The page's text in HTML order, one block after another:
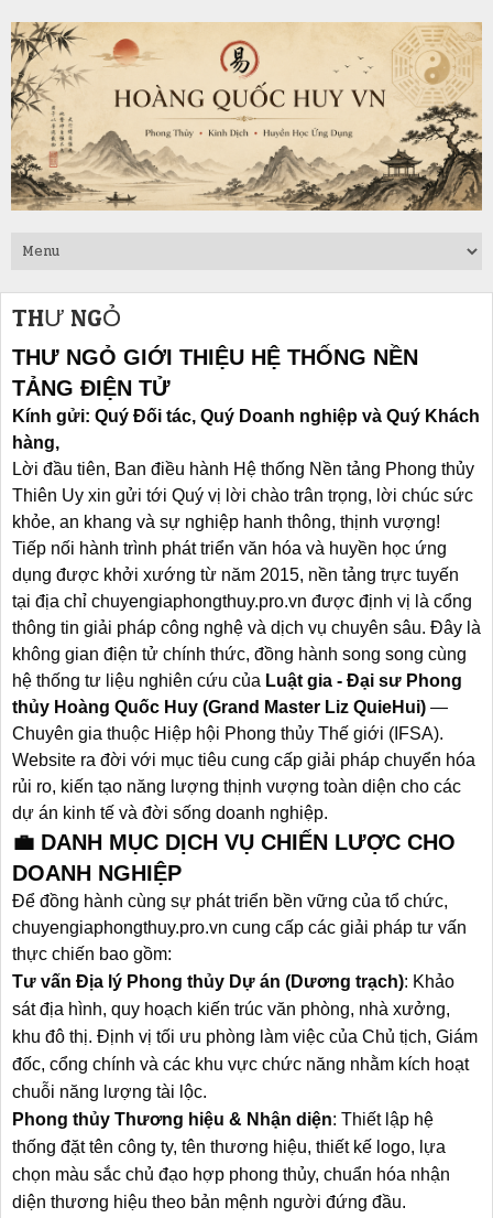
THƯ NGỎ
THƯ NGỎ GIỚI THIỆU HỆ THỐNG NỀN
TẢNG ĐIỆN TỬ
Kính gửi: Quý Đối tác, Quý Doanh nghiệp và Quý Khách
hàng,
Lời đầu tiên, Ban điều hành Hệ thống Nền tảng Phong thủy
Thiên Uy xin gửi tới Quý vị lời chào trân trọng, lời chúc sức
khỏe, an khang và sự nghiệp hanh thông, thịnh vượng!
Tiếp nối hành trình phát triển văn hóa và huyền học ứng
dụng được khởi xướng từ năm 2015, nền tảng trực tuyến
tại địa chỉ chuyengiaphongthuy.pro.vn được định vị là cổng
thông tin giải pháp công nghệ và dịch vụ chuyên sâu. Đây là
không gian điện tử chính thức, đồng hành song song cùng
hệ thống tư liệu nghiên cứu của Luật gia - Đại sư Phong
thủy Hoàng Quốc Huy (Grand Master Liz QuieHui) —
Chuyên gia thuộc Hiệp hội Phong thủy Thế giới (IFSA).
Website ra đời với mục tiêu cung cấp giải pháp chuyển hóa
rủi ro, kiến tạo năng lượng thịnh vượng toàn diện cho các
dự án kinh tế và đời sống doanh nghiệp.
💼 DANH MỤC DỊCH VỤ CHIẾN LƯỢC CHO
DOANH NGHIỆP
Để đồng hành cùng sự phát triển bền vững của tổ chức,
chuyengiaphongthuy.pro.vn cung cấp các giải pháp tư vấn
thực chiến bao gồm:
Tư vấn Địa lý Phong thủy Dự án (Dương trạch): Khảo
sát địa hình, quy hoạch kiến trúc văn phòng, nhà xưởng,
khu đô thị. Định vị tối ưu phòng làm việc của Chủ tịch, Giám
đốc, cổng chính và các khu vực chức năng nhằm kích hoạt
chuỗi năng lượng tài lộc.
Phong thủy Thương hiệu & Nhận diện: Thiết lập hệ
thống đặt tên công ty, tên thương hiệu, thiết kế logo, lựa
chọn màu sắc chủ đạo hợp phong thủy, chuẩn hóa nhận
diện thương hiệu theo bản mệnh người đứng đầu.